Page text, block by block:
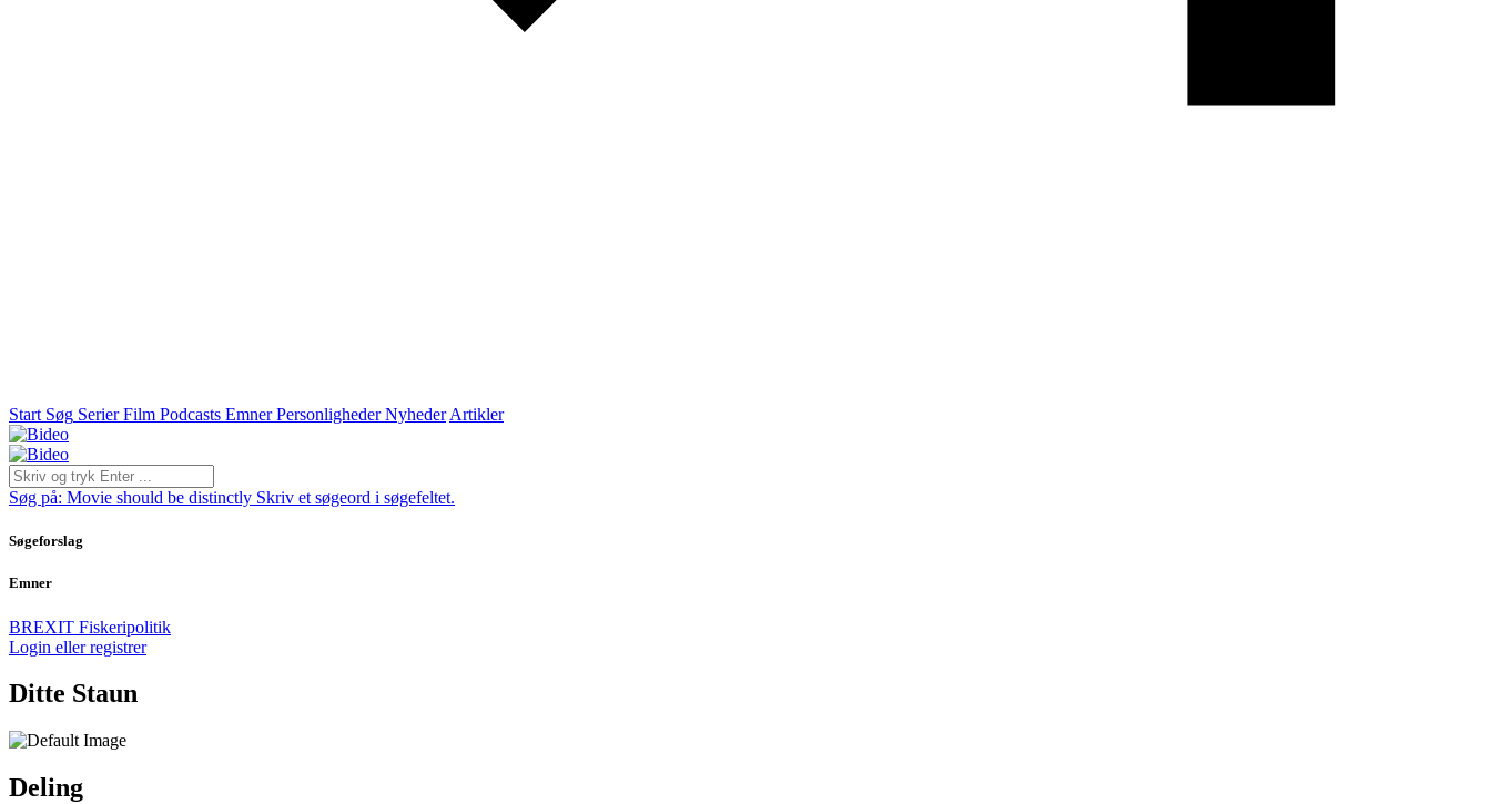
Start Søg Serier Film Podcasts Emner Personligheder Nyheder Artikler
Søg på: Movie should be distinctly Skriv et søgeord i søgefeltet.
Søgeforslag
Emner
BREXIT Fiskeripolitik
Login eller registrer
Ditte Staun
Deling